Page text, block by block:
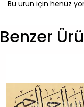
Bu ürün için henüz
Benzer